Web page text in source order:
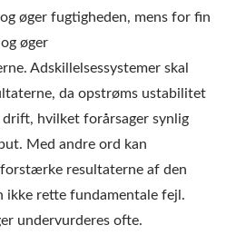
øger fugtigheden, mens for fin
øger
Adskillelsessystemer skal
da opstrøms ustabilitet
hvilket forårsager synlig
Med andre ord kan
resultaterne af den
ikke rette fundamentale fejl.
undervurderes ofte.